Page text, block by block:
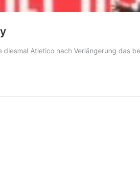
Atletico nach Verlängerung das